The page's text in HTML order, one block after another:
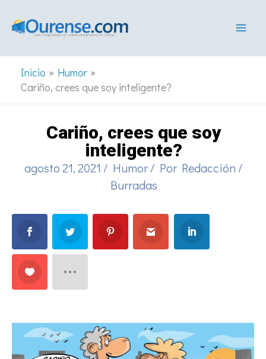
Inicio
Humor
Cariño, crees que soy inteligente?
Cariño, crees que soy
inteligente?
agosto 21, 2021 / Humor/ Por Redacción /
Burradas